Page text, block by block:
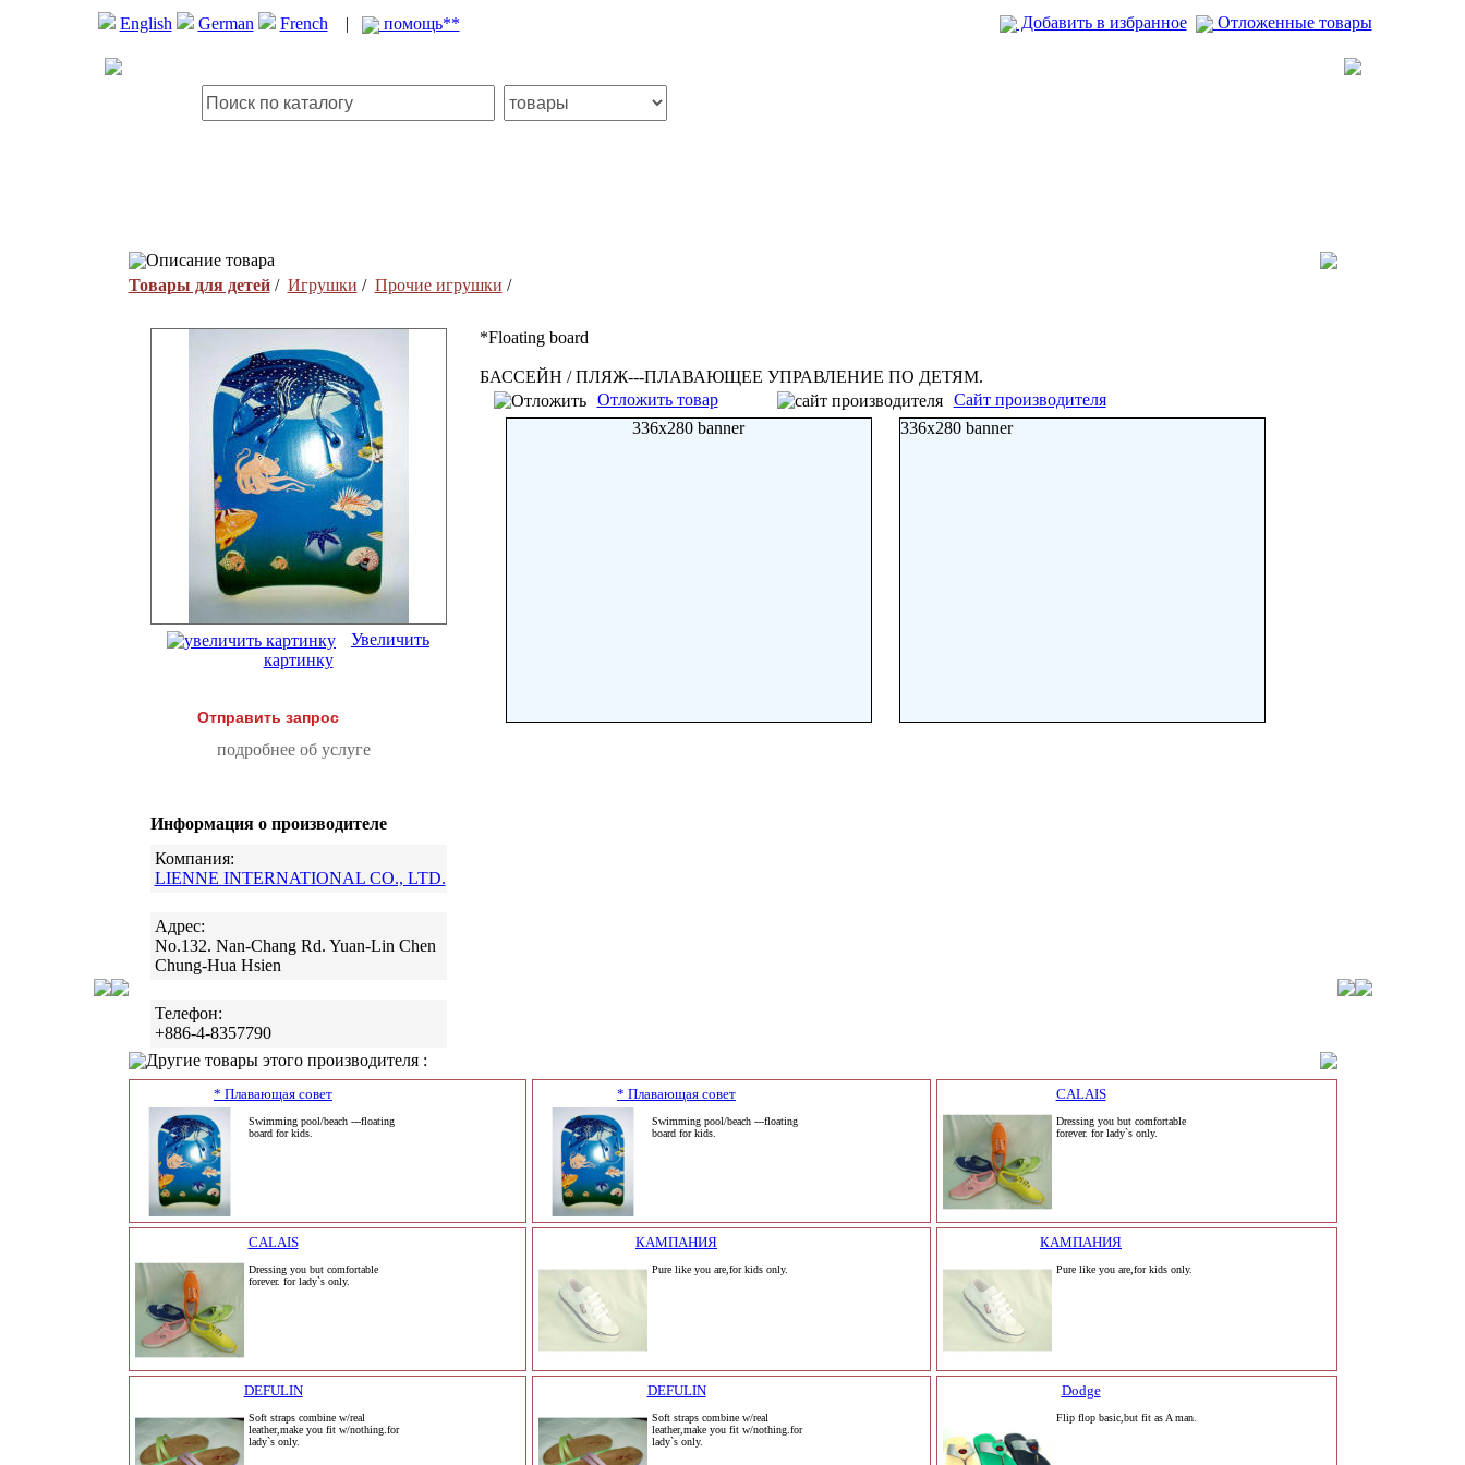
English German French | помощь** Добавить в избранное Отложенные товары
Описание товара
Товары для детей/ Игрушки / Прочие игрушки /
Увеличить
картинку
Отправить запрос
подробнее об услуге
Информация о производителе
Компания:
LIENNE INTERNATIONAL CO., LTD.
Адрес:
No.132. Nan-Chang Rd. Yuan-Lin Chen
Chung-Hua Hsien
Телефон:
+886-4-8357790
*Floating board
БАССЕЙН / ПЛЯЖ---ПЛАВАЮЩЕЕ УПРАВЛЕНИЕ ПО ДЕТЯМ.
Отложить товар
Сайт производителя
336x280 banner
336x280 banner
Другие товары этого производителя :
* Плавающая совет
Swimming pool/beach ---floating
board for kids.
* Плавающая совет
Swimming pool/beach ---floating
board for kids.
CALAIS
Dressing you but comfortable
forever. for lady`s only.
CALAIS
Dressing you but comfortable
forever. for lady`s only.
КАМПАНИЯ
Pure like you are,for kids only.
КАМПАНИЯ
Pure like you are,for kids only.
DEFULIN
Soft straps combine w/real
leather,make you fit w/nothing.for
lady`s only.
DEFULIN
Soft straps combine w/real
leather,make you fit w/nothing.for
lady`s only.
Dodge
Flip flop basic,but fit as A man.